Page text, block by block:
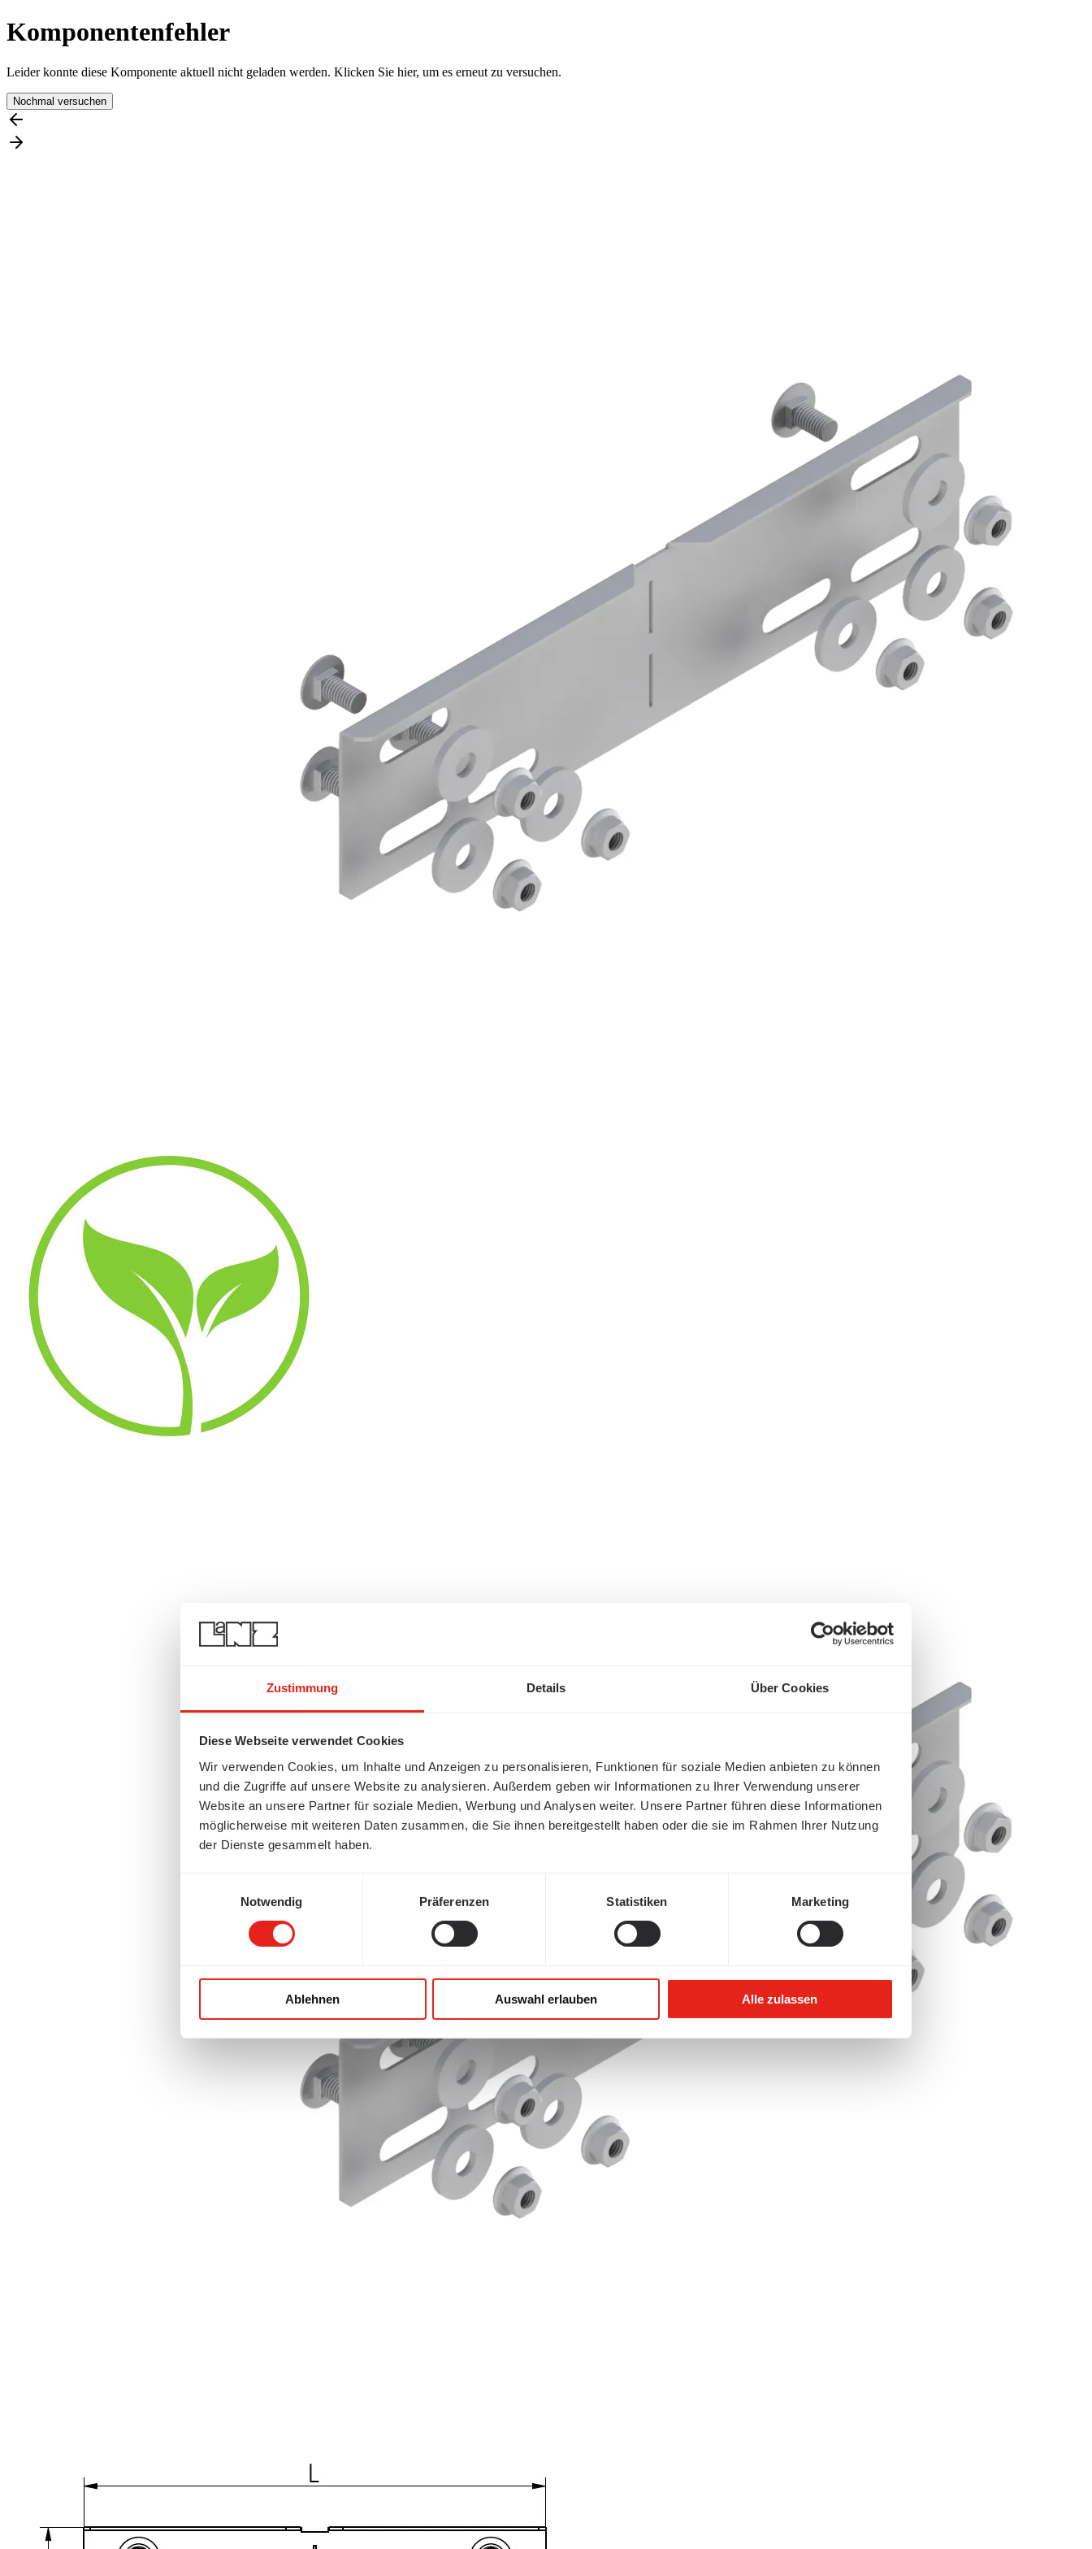
Zustimmung Details Über Cookies
Diese Webseite verwendet Cookies
Wir verwenden Cookies, um Inhalte und Anzeigen zu personalisieren, Funktionen für soziale Medien anbieten zu können
und die Zugriffe auf unsere Website zu analysieren. Außerdem geben wir Informationen zu Ihrer Verwendung unserer
Website an unsere Partner für soziale Medien, Werbung und Analysen weiter. Unsere Partner führen diese Informationen
möglicherweise mit weiteren Daten zusammen, die Sie ihnen bereitgestellt haben oder die sie im Rahmen Ihrer Nutzung
der Dienste gesammelt haben.
Notwendig
Präferenzen Statistiken Marketing
Ablehnen Auswahl erlauben Alle zulassen
Komponentenfehler
Leider konnte diese Komponente aktuell nicht geladen werden. Klicken Sie hier, um es erneut zu versuchen.
Nochmal versuchen